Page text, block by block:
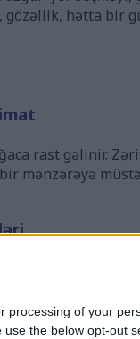
processing of your
the below opt-out
gözəllik, hətta bir
rast gəlinir.
mənzərəyə
və
və cəlbedici
cəlb etmək,
çeşidi gözəlliyi və